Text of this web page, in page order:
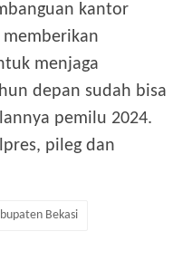
kantor
memberikan
menjaga
depan sudah bisa
pemilu 2024.
pileg dan
Bekasi